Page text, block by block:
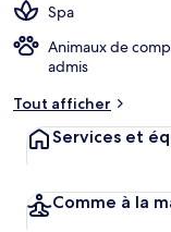
Spa
Animaux de
admis
Tout afficher
Services et
Comme à la